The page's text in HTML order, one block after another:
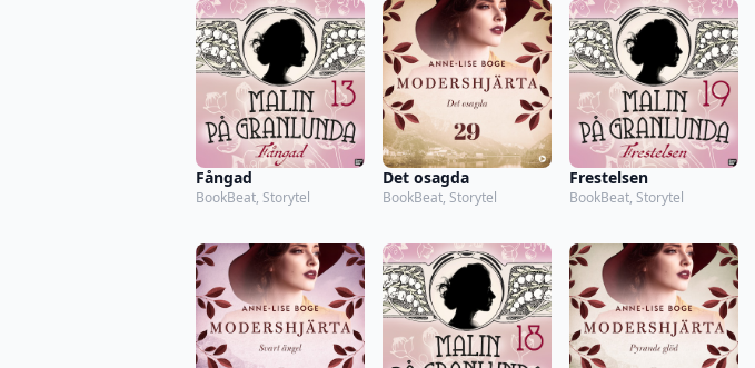
Fångad
BookBeat, Storytel
Det osagda
BookBeat, Storytel
Frestelsen
BookBeat, Storytel